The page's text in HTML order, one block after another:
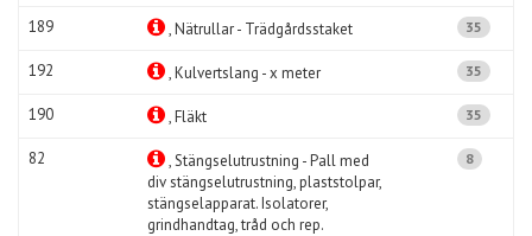
189 , Nätrullar - Trädgårdsstaket 35
192 , Kulvertslang - x meter 35
190 , Fläkt 35
82
, Stängselutrustning - Pall med
div stängselutrustning, plaststolpar,
stängselapparat. Isolatorer,
grindhandtag, tråd och rep.
8